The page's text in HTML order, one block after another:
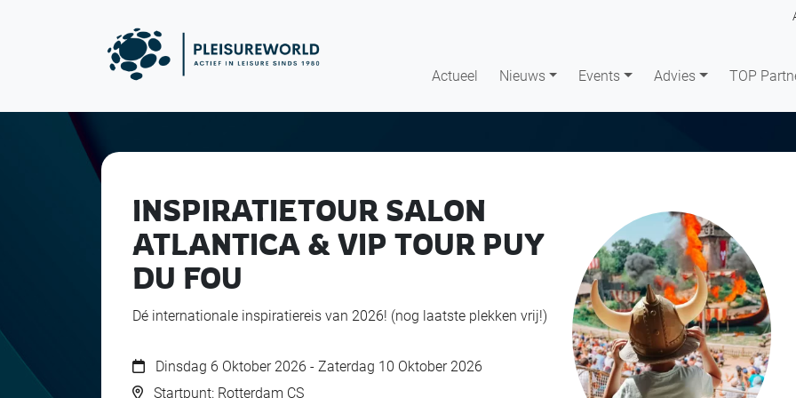
Actueel Nieuws Events Advies TOP
INSPIRATIETOUR SALON
ATLANTICA & VIP TOUR PUY
DU FOU
Dé internationale inspiratiereis van 2026! (nog laatste plekken vrij!)
Dinsdag 6 Oktober 2026 - Zaterdag 10 Oktober 2026
Startpunt: Rotterdam CS